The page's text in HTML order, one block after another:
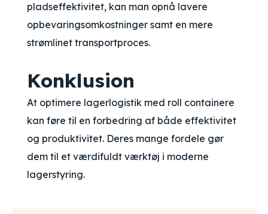
pladseffektivitet, kan man opnå lavere
opbevaringsomkostninger samt en mere
strømlinet transportproces.
Konklusion
At optimere lagerlogistik med roll containere
kan føre til en forbedring af både effektivitet
og produktivitet. Deres mange fordele gør
dem til et værdifuldt værktøj i moderne
lagerstyring.